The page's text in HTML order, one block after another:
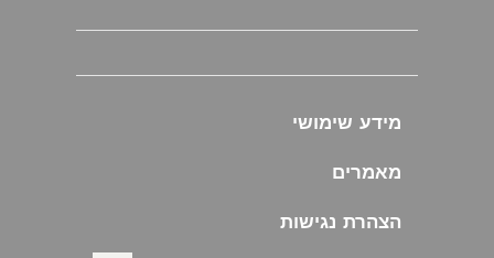
מידע שימושי
מאמרים
הצהרת נגישות